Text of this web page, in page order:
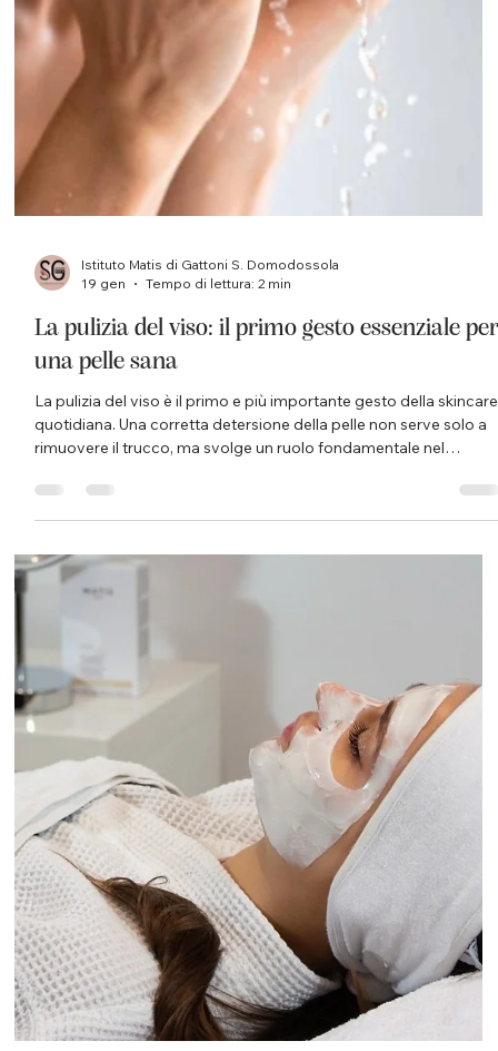
Istituto Matis di Gattoni S. Domodossola
Tempo di lettura: 2 min
Doppia detersione: il rituale quotidiano per
La doppia detersione, conosciuta anche come double cleansing
consente di ottenere una pelle visibilmente più sana, luminosa e
ricettiva ai trattamenti cosmetici quotidiani. All’ Istituto Matis
Domodossola di Simona Gattoni , la doppia detersione
rappresenta il primo gesto fondamentale per preservare
l’equilibrio cutaneo e migliorare la qualità della pelle nel tempo.
Cos’è la doppia detersione e perché è così eff